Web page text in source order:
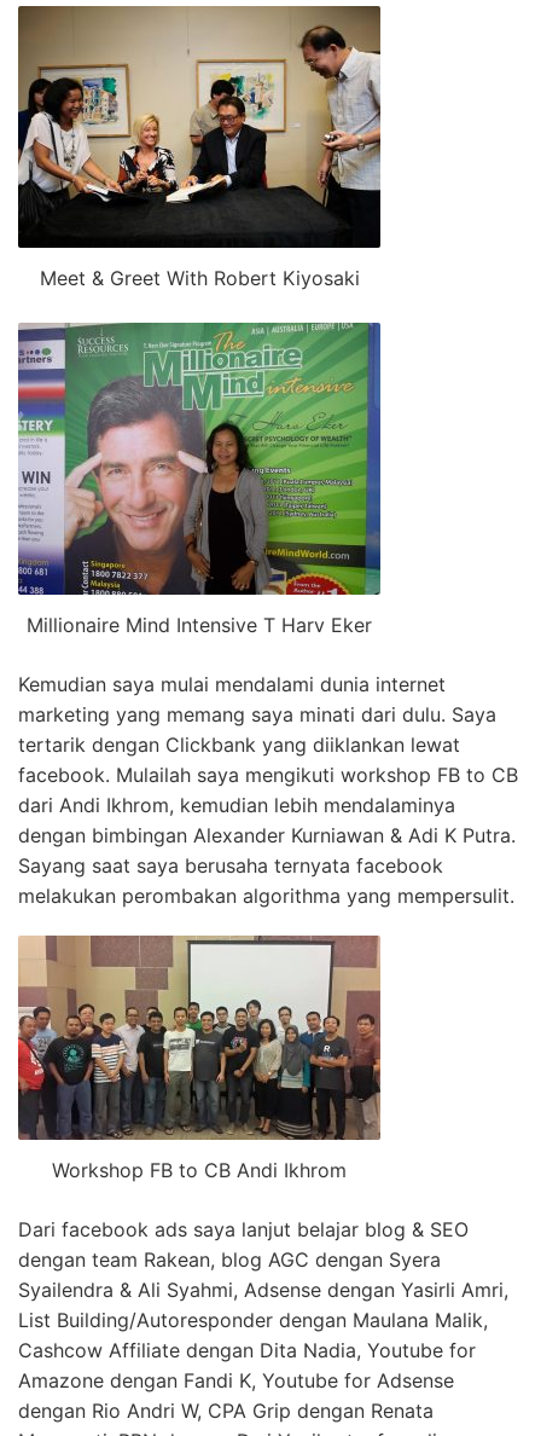
Meet & Greet With Robert Kiyosaki
Millionaire Mind Intensive T Harv Eker
Kemudian saya mulai mendalami dunia internet
marketing yang memang saya minati dari dulu. Saya
tertarik dengan Clickbank yang diiklankan lewat
facebook. Mulailah saya mengikuti workshop FB to CB
dari Andi Ikhrom, kemudian lebih mendalaminya
dengan bimbingan Alexander Kurniawan & Adi K Putra.
Sayang saat saya berusaha ternyata facebook
melakukan perombakan algorithma yang mempersulit.
Workshop FB to CB Andi Ikhrom
Dari facebook ads saya lanjut belajar blog & SEO
dengan team Rakean, blog AGC dengan Syera
Syailendra & Ali Syahmi, Adsense dengan Yasirli Amri,
List Building/Autoresponder dengan Maulana Malik,
Cashcow Affiliate dengan Dita Nadia, Youtube for
Amazone dengan Fandi K, Youtube for Adsense
dengan Rio Andri W, CPA Grip dengan Renata